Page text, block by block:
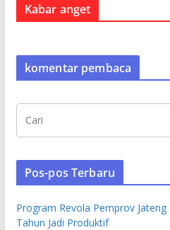
Kabar anget
komentar pembaca
Pos-pos Terbaru
Program Revola Pemprov
Tahun Jadi Produktif